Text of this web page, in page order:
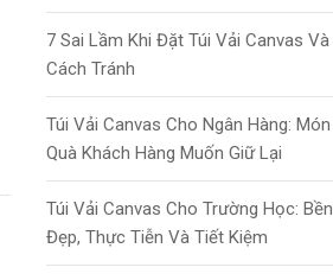
7 Sai Lầm Khi Đặt Túi Vải Canvas Và
Cách Tránh
Túi Vải Canvas Cho Ngân Hàng: Món
Quà Khách Hàng Muốn Giữ Lại
Túi Vải Canvas Cho Trường Học: Bền
Đẹp, Thực Tiễn Và Tiết Kiệm